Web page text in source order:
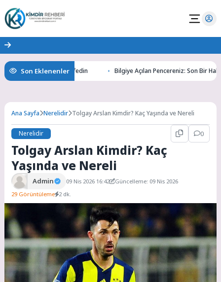
Son Eklenenler
Gizemlerini Keşfedin Bilgiye Açılan Pencereniz: Son Bir Haber
Ana Sayfa Nerelidir Tolgay Arslan Kimdir? Kaç Yaşında ve Nereli
Nerelidir 0
Tolgay Arslan Kimdir? Kaç
Yaşında ve Nereli
Admin 09 Nis 2026 16:42
Güncelleme: 09 Nis 2026
29 Görüntüleme 2 dk.